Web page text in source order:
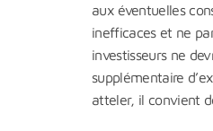
aux éventuelles
inefficaces et ne
investisseurs ne
supplémentaire
atteler, il convient